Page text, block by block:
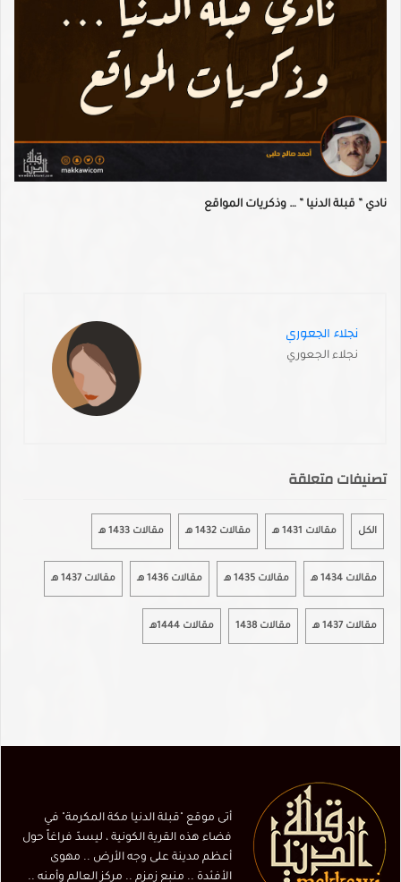
نادي ” قبلة الدنيا ” … وذكريات المواقع
نجلاء الجعوري
نجلاء الجعوري
تصنيفات متعلقة
الكل مقالات 1431 هـ مقالات 1432 هـ مقالات 1433 هـ
مقالات 1434 هـ مقالات 1435 هـ مقالات 1436 هـ مقالات 1437 هـ
مقالات 1437 هـ مقالات 1438 مقالات 1444هـ
أتى موقع "قبلة الدنيا مكة المكرمة" في
فضاء هذه القرية الكونية ، ليسدّ فراغاً حول
أعظم مدينة على وجه الأرض .. مهوى
الأفئدة .. منبع زمزم .. مركز العالم وأمنه ..